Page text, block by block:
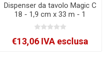
Dispenser da tavolo Magic C
18 - 1,9 cm x 33 m - 1
rotolo - bianco - Scotch
[7012754546]
€13,06 IVA esclusa